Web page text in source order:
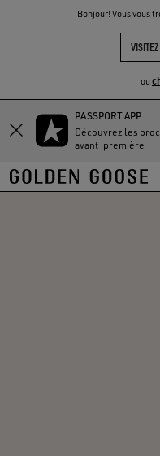
Bonjour! Vous vous
ou
Aller
au
principal
Aller
au
du
PASSPORT APP
Découvrez les
avant-première